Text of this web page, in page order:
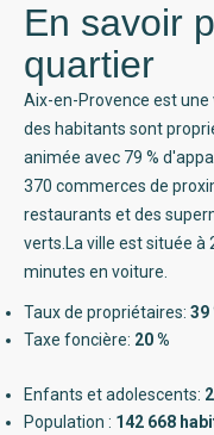
En savoir
quartier
Aix-en-Provence est une
des habitants sont
animée avec 79 %
370 commerces de
restaurants et des
verts.La ville est située à
minutes en voiture.
Taux de propriétaires: 39
Taxe foncière: 20 %
Enfants et adolescents:
Population : 142 668